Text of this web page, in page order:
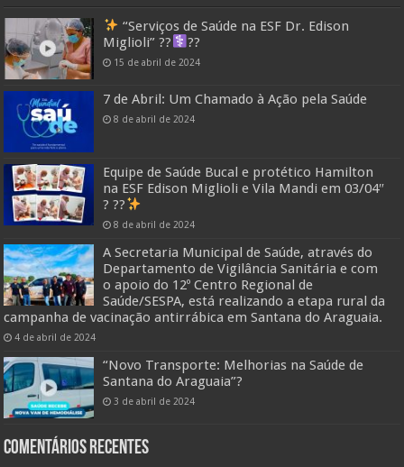
“Serviços de Saúde na ESF Dr. Edison
Miglioli” ??‍
??
15 de abril de 2024
7 de Abril: Um Chamado à Ação pela Saúde
8 de abril de 2024
Equipe de Saúde Bucal e protético Hamilton
na ESF Edison Miglioli e Vila Mandi em 03/04″
? ??
8 de abril de 2024
A Secretaria Municipal de Saúde, através do
Departamento de Vigilância Sanitária e com
o apoio do 12º Centro Regional de
Saúde/SESPA, está realizando a etapa rural da
campanha de vacinação antirrábica em Santana do Araguaia.
4 de abril de 2024
“Novo Transporte: Melhorias na Saúde de
Santana do Araguaia”?
3 de abril de 2024
Comentários Recentes